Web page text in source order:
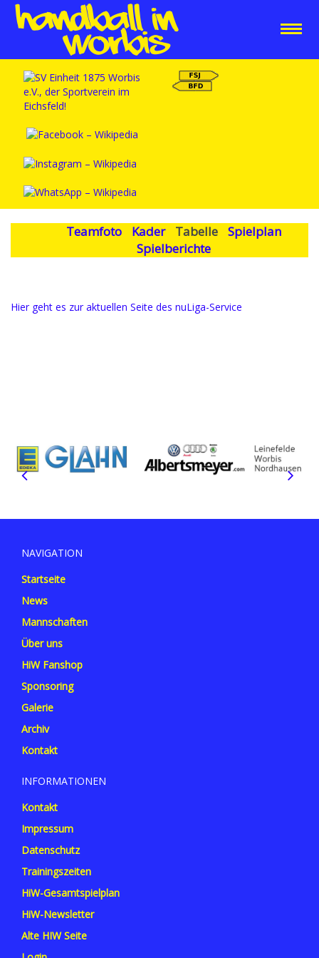
Teamfoto Kader Tabelle
Spielplan
Spielberichte
Hier geht es zur aktuellen Seite des nuLiga-Service
NAVIGATION
Startseite
News
Mannschaften
Über uns
HiW Fanshop
Sponsoring
Galerie
Archiv
Kontakt
INFORMATIONEN
Kontakt
Impressum
Datenschutz
Trainingszeiten
HiW-Gesamtspielplan
HiW-Newsletter
Alte HIW Seite